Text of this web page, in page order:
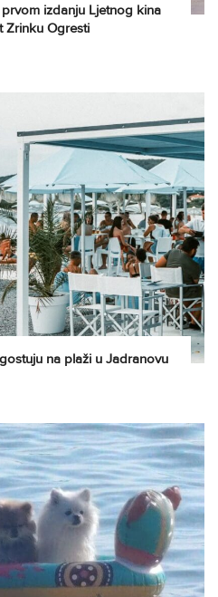
izdanju Ljetnog kina
Zrinku Ogresti
na plaži u Jadranovu